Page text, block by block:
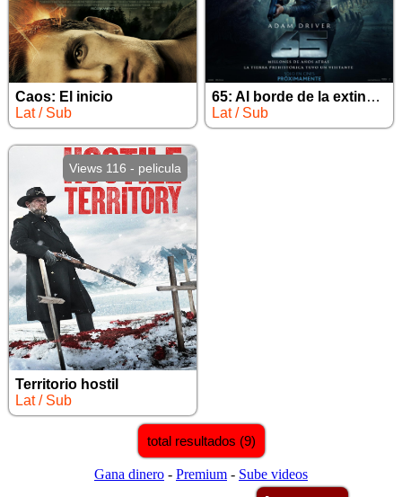
Caos: El inicio
Lat / Sub
65: Al borde de la extincion
Lat / Sub
Views 116 - pelicula
Territorio hostil
Lat / Sub
total resultados (9)
Gana dinero- Premium- Sube videos